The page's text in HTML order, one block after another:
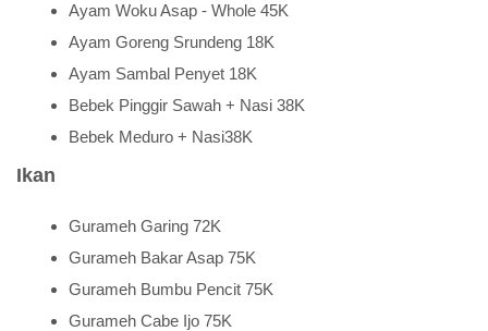
Ayam Woku Asap - Whole 45K
Ayam Goreng Srundeng 18K
Ayam Sambal Penyet 18K
Bebek Pinggir Sawah + Nasi 38K
Bebek Meduro + Nasi38K
Ikan
Gurameh Garing 72K
Gurameh Bakar Asap 75K
Gurameh Bumbu Pencit 75K
Gurameh Cabe Ijo 75K